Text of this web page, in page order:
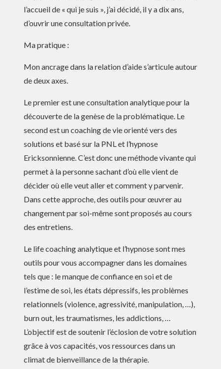
l’accueil de « qui je suis », j’ai décidé, il y a dix ans,
d’ouvrir une consultation privée.
Ma pratique :
Mon ancrage dans la relation d’aide s’articule autour
de deux axes.
Le premier est une consultation analytique pour la
découverte de la genèse de la problématique. Le
second est un coaching de vie orienté vers des
solutions et basé sur la PNL et l’hypnose
Ericksonnienne. C’est donc une méthode vivante qui
permet à la personne sachant d’où elle vient de
décider où elle veut aller et comment y parvenir.
Dans cette approche, des outils pour œuvrer au
changement par soi-même sont proposés au cours
des entretiens.
Le life coaching analytique et l’hypnose sont mes
outils pour vous accompagner dans les domaines
tels que : le manque de confiance en soi et de
l’estime de soi, les états dépressifs, les problèmes
relationnels (violence, agressivité, manipulation, …),
burn out, les traumatismes, les addictions, …
L’objectif est de soutenir l’éclosion de votre solution
grâce à vos capacités, vos ressources dans un
climat de bienveillance de la thérapie.